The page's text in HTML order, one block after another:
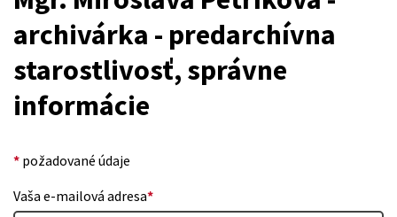
archivárka - predarchívna
starostlivosť, správne
informácie
* požadované údaje
Vaša e-mailová adresa*